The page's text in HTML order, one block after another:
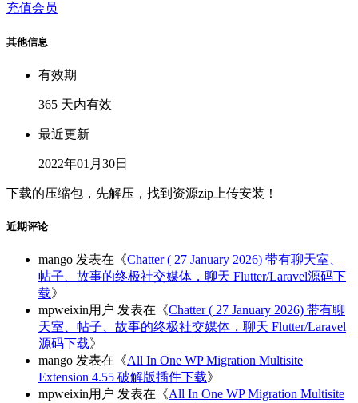
充值会员
其他信息
有效期
365 天内有效
最近更新
2022年01月30日
下载的压缩包，先解压，找到资源zip上传安装！
近期评论
mango 发表在《Chatter ( 27 January 2026) 带有聊天室、
帖子、故事的终极社交媒体，聊天 Flutter/Laravel源码下
载》
mpweixin用户 发表在《Chatter ( 27 January 2026) 带有聊
天室、帖子、故事的终极社交媒体，聊天 Flutter/Laravel
源码下载》
mango 发表在《All In One WP Migration Multisite
Extension 4.55 破解版插件下载》
mpweixin用户 发表在《All In One WP Migration Multisite